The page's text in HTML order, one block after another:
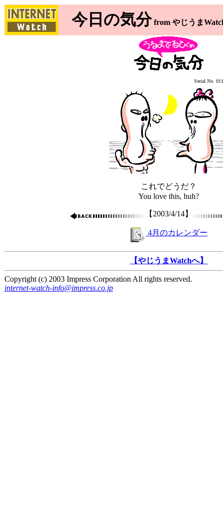
今日の気分 from やじうま
Serial No.
これでどうだ？
You love this, huh?
【2003/4/14】
4月のカレンダー
【やじうまWatchへ】
Copyright (c) 2003 Impress Corporation All rights reserved.
internet-watch-info@impress.co.jp